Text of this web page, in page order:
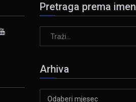
Pretraga prema
Arhiva